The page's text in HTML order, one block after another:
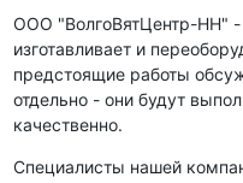
ООО "ВолгоВятЦентр-НН" -
изготавливает и
предстоящие работы
отдельно - они будут
качественно.
Специалисты нашей